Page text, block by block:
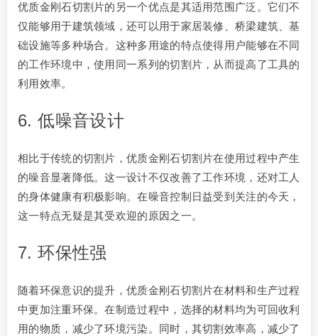
优质金刚石切割片的另一个优点是其适用范围广泛。它们不
仅能够用于建筑领域，还可以用于家居装修、桥梁建筑、基
础设施等多种场合。这种多用途的特点使得用户能够在不同
的工作环境中，使用同一系列的切割片，从而提高了工具的
利用效率。
6. 低噪音设计
相比于传统的切割片，优质金刚石切割片在使用过程中产生
的噪音显著降低。这一设计不仅改善了工作环境，还对工人
的身体健康有积极影响。在噪音控制日益受到关注的今天，
这一特点无疑是其受欢迎的原因之一。
7. 环保性强
随着环保意识的提升，优质金刚石切割片在材料和生产过程
中更加注重环保。在制造过程中，选择的材料均为可回收利
用的物质，减少了环境污染。同时，其切割效率高，减少了